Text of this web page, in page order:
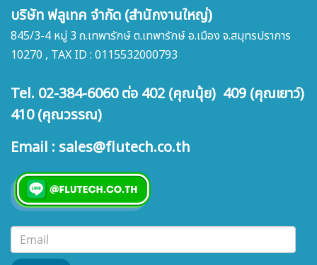
บริษัท ฟลูเทค จำกัด (สำนักงานใหญ่)
845/3-4 หมู่ 3 ถ.เทพารักษ์ ต.เทพารักษ์ อ.เมือง จ.สมุทรปราการ
10270 , TAX ID : 0115532000793
Tel. 02-384-6060 ต่อ 402 (คุณนุ้ย) 409 (คุณเยาว์)
410 (คุณวรรณ)
Email : sales@flutech.co.th